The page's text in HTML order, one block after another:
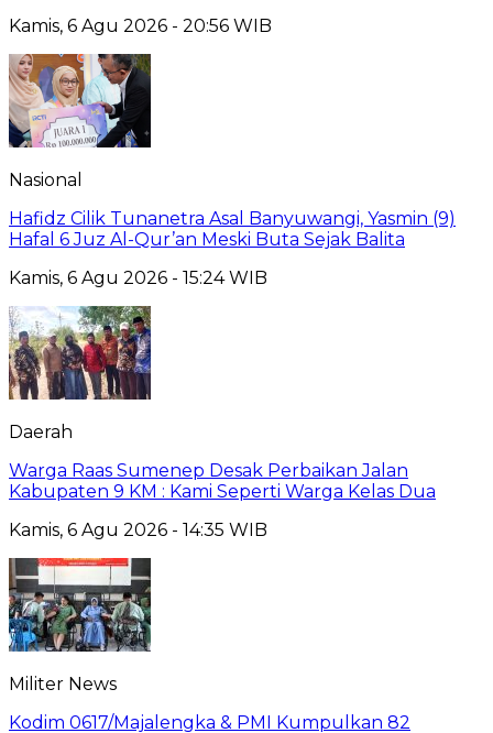
Kamis, 6 Agu 2026 - 20:56 WIB
Nasional
Hafidz Cilik Tunanetra Asal Banyuwangi, Yasmin (9)
Hafal 6 Juz Al-Qur’an Meski Buta Sejak Balita
Kamis, 6 Agu 2026 - 15:24 WIB
Daerah
Warga Raas Sumenep Desak Perbaikan Jalan
Kabupaten 9 KM : Kami Seperti Warga Kelas Dua
Kamis, 6 Agu 2026 - 14:35 WIB
Militer News
Kodim 0617/Majalengka & PMI Kumpulkan 82